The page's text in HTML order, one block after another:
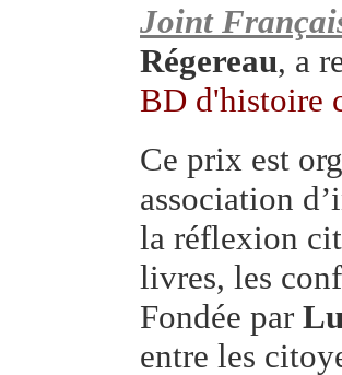
Joint
Régereau, a
BD d'histoire
Ce prix est
association
la réflexion
livres, les
Fondée par
entre les